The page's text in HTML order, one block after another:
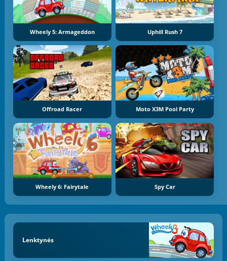
Wheely 5: Armageddon Uphill Rush 7
Offroad Racer Moto X3M Pool Party
Wheely 6: Fairytale Spy Car
Lenktynės